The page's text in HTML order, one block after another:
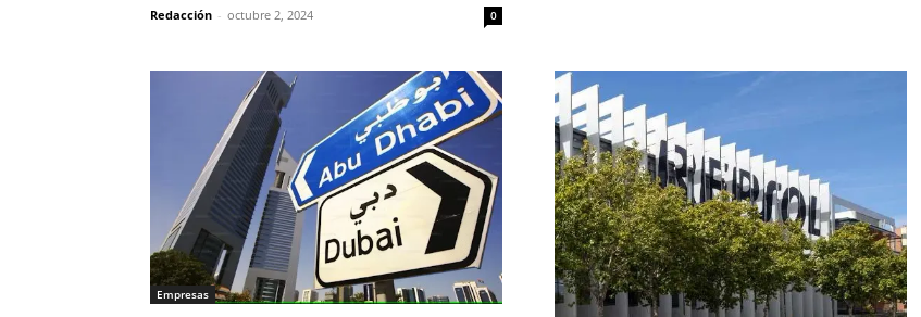
Redacción - octubre 2, 2024 0
Empresas